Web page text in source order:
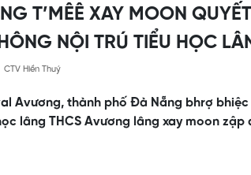
T’MÊÊ XAY MOON
NỘI TRÚ TIỂU HỌC
CTV Hiền Thuý
Avương, thành phố Đà Nẵng bhrợ
lâng THCS Avương lâng xay moon